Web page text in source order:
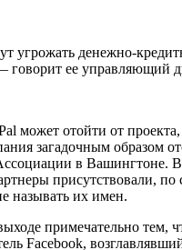
угрожать денежно-
говорит ее управляющий
может отойти от
загадочным образом
в Вашингтоне.
присутствовали, по
называть их имен.
примечательно тем,
Facebook,